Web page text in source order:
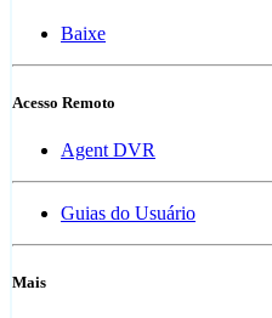
Baixe
Acesso Remoto
Agent DVR
Guias do Usuário
Mais